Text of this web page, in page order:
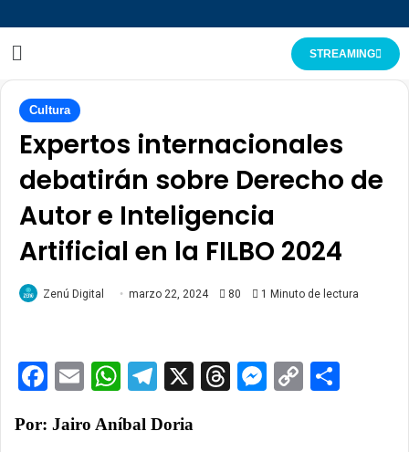
STREAMING
Cultura
Expertos internacionales
debatirán sobre Derecho de
Autor e Inteligencia
Artificial en la FILBO 2024
Zenú Digital marzo 22, 2024 80 1 Minuto de lectura
Facebook
EmailWhatsApp
Telegram
X ThreadsCopy
Por: Jairo Aníbal Doria